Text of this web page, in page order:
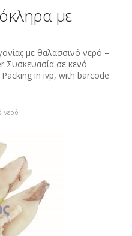
με
με θαλασσινό νερό –
Συσκευασία σε κενό
in ivp, with barcode
νερό